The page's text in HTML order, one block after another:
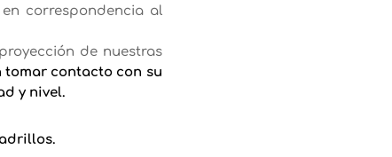
en correspondencia al
de nuestras
contacto con su
y nivel.